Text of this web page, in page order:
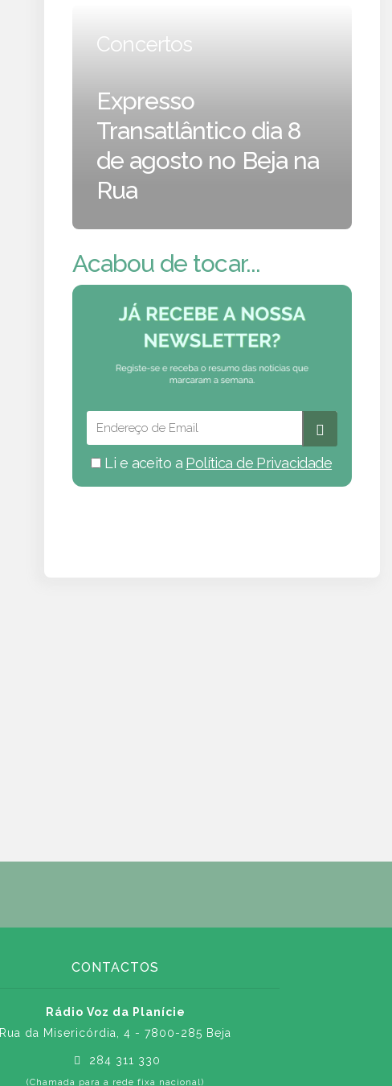
Concertos
Expresso
Transatlântico dia 8
de agosto no Beja na
Rua
Acabou de tocar...
Li e aceito a Política de Privacidade
CONTACTOS
Rádio Voz da Planície
Rua da Misericórdia, 4 - 7800-285 Beja
284 311 330
(Chamada para a rede fixa nacional)